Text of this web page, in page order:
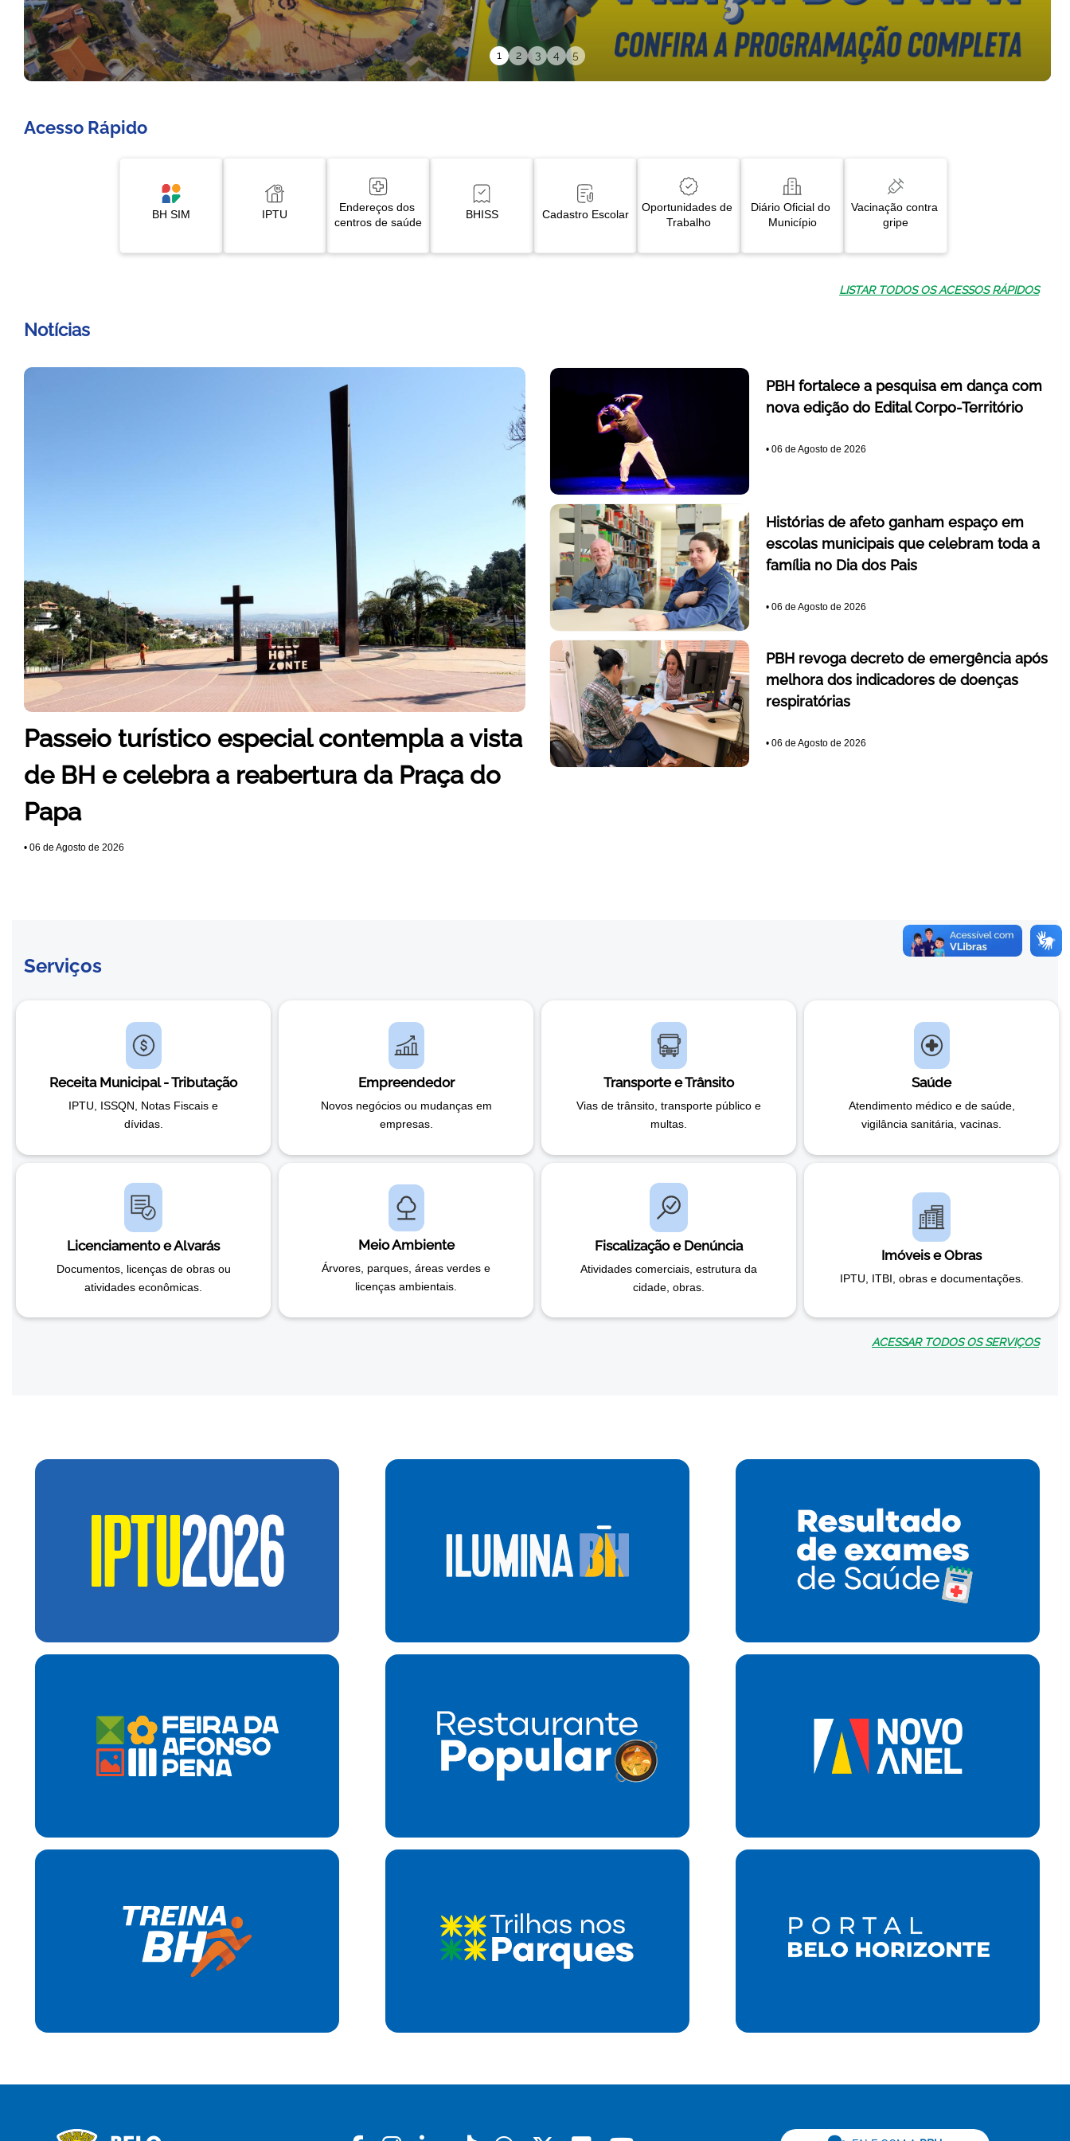
1 2 3 4 5
Acesso Rápido
BH SIM IPTU
Endereços dos
centros de saúde
BHISS Cadastro Escolar
Oportunidades de
Trabalho
Diário Oficial do
Município
Vacinação contra
gripe
LISTAR TODOS OS ACESSOS RÁPIDOS
Notícias
Passeio turístico especial contempla a vista
de BH e celebra a reabertura da Praça do
Papa
• 06 de Agosto de 2026
PBH fortalece a pesquisa em dança com
nova edição do Edital Corpo-Território
• 06 de Agosto de 2026
Histórias de afeto ganham espaço em
escolas municipais que celebram toda a
família no Dia dos Pais
• 06 de Agosto de 2026
PBH revoga decreto de emergência após
melhora dos indicadores de doenças
respiratórias
• 06 de Agosto de 2026
Serviços
Receita Municipal - Tributação
IPTU, ISSQN, Notas Fiscais e
dívidas.
Empreendedor
Novos negócios ou mudanças em
empresas.
Transporte e Trânsito
Vias de trânsito, transporte público e
multas.
Saúde
Atendimento médico e de saúde,
vigilância sanitária, vacinas.
Licenciamento e Alvarás
Documentos, licenças de obras ou
atividades econômicas.
Meio Ambiente
Árvores, parques, áreas verdes e
licenças ambientais.
Fiscalização e Denúncia
Atividades comerciais, estrutura da
cidade, obras.
Imóveis e Obras
IPTU, ITBI, obras e documentações.
ACESSAR TODOS OS SERVIÇOS